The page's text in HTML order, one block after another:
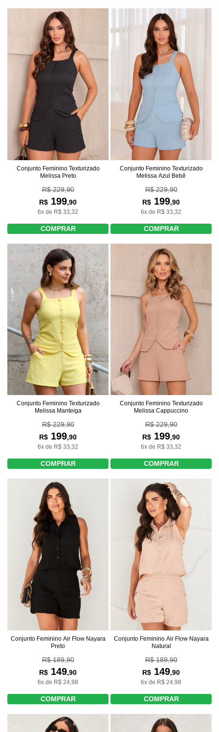
Conjunto Feminino Texturizado
Melissa Preto
R$ 229,90
R$ 199,90
6x de R$ 33,32
COMPRAR
Conjunto Feminino Texturizado
Melissa Azul Bebê
R$ 229,90
R$ 199,90
6x de R$ 33,32
COMPRAR
Conjunto Feminino Texturizado
Melissa Manteiga
R$ 229,90
R$ 199,90
6x de R$ 33,32
COMPRAR
Conjunto Feminino Texturizado
Melissa Cappuccino
R$ 229,90
R$ 199,90
6x de R$ 33,32
COMPRAR
Conjunto Feminino Air Flow Nayara
Preto
R$ 189,90
R$ 149,90
6x de R$ 24,98
COMPRAR
Conjunto Feminino Air Flow Nayara
Natural
R$ 189,90
R$ 149,90
6x de R$ 24,98
COMPRAR